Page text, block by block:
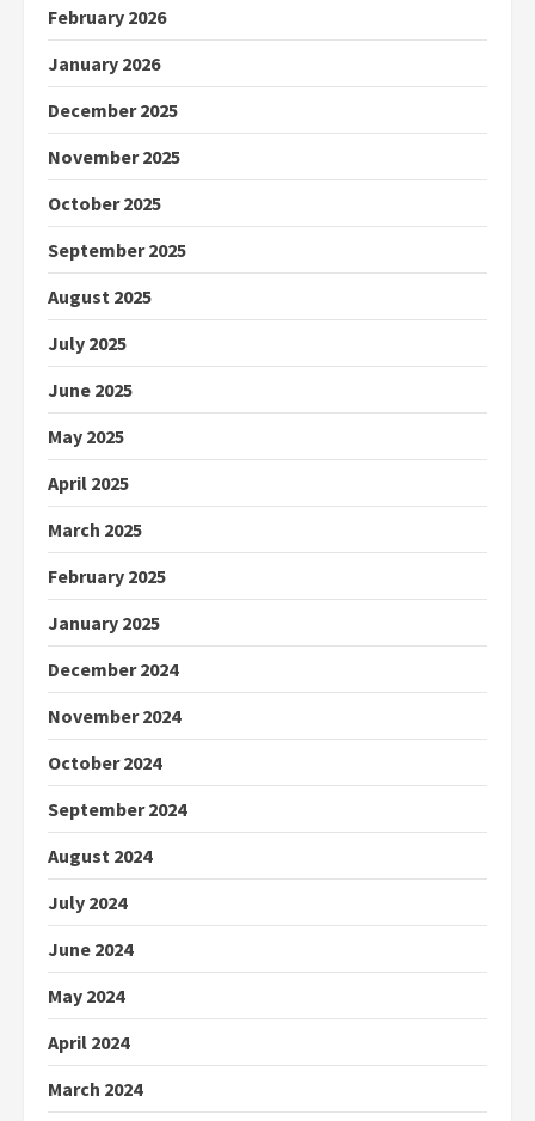
February 2026
January 2026
December 2025
November 2025
October 2025
September 2025
August 2025
July 2025
June 2025
May 2025
April 2025
March 2025
February 2025
January 2025
December 2024
November 2024
October 2024
September 2024
August 2024
July 2024
June 2024
May 2024
April 2024
March 2024